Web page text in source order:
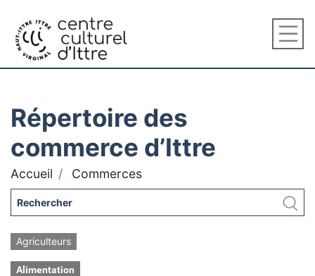
Répertoire des
commerce d’Ittre
Accueil Commerces
Agriculteurs
Alimentation